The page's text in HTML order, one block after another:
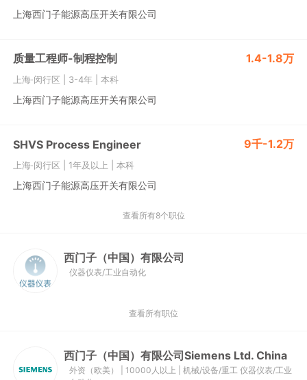
上海西门子能源高压开关有限公司
质量工程师-制程控制 1.4-1.8万
上海·闵行区 3-4年 本科
上海西门子能源高压开关有限公司
SHVS Process Engineer 9千-1.2万
上海·闵行区 1年及以上 本科
上海西门子能源高压开关有限公司
查看所有8个职位
西门子（中国）有限公司
仪器仪表/工业自动化
查看所有职位
西门子（中国）有限公司Siemens Ltd. China
外资（欧美） 10000人以上 机械/设备/重工 仪器仪表/工业